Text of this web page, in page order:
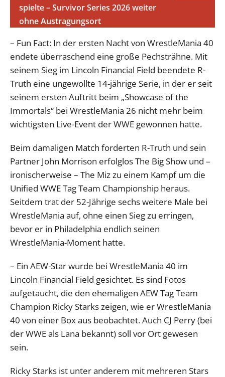
spielte – Survivor Series 2026 weiter
ohne Austragungsort
– Fun Fact: In der ersten Nacht von WrestleMania 40
endete überraschend eine große Pechsträhne. Mit
seinem Sieg im Lincoln Financial Field beendete R-
Truth eine ungewollte 14-jährige Serie, in der er seit
seinem ersten Auftritt beim „Showcase of the
Immortals“ bei WrestleMania 26 nicht mehr beim
wichtigsten Live-Event der WWE gewonnen hatte.
Beim damaligen Match forderten R-Truth und sein
Partner John Morrison erfolglos The Big Show und –
ironischerweise – The Miz zu einem Kampf um die
Unified WWE Tag Team Championship heraus.
Seitdem trat der 52-Jährige sechs weitere Male bei
WrestleMania auf, ohne einen Sieg zu erringen,
bevor er in Philadelphia endlich seinen
WrestleMania-Moment hatte.
– Ein AEW-Star wurde bei WrestleMania 40 im
Lincoln Financial Field gesichtet. Es sind Fotos
aufgetaucht, die den ehemaligen AEW Tag Team
Champion Ricky Starks zeigen, wie er WrestleMania
40 von einer Box aus beobachtet. Auch CJ Perry (bei
der WWE als Lana bekannt) soll vor Ort gewesen
sein.
Ricky Starks ist unter anderem mit mehreren Stars